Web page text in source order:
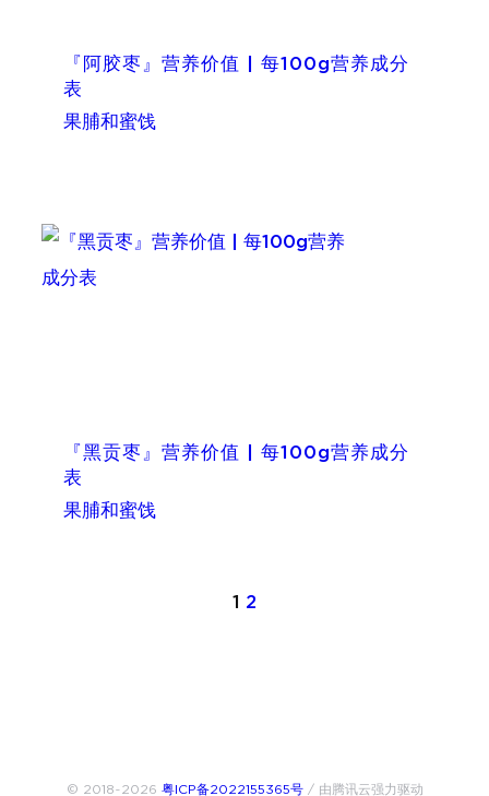
『阿胶枣』营养价值 | 每100g营养成分
表
果脯和蜜饯
『黑贡枣』营养价值 | 每100g营养成分
表
果脯和蜜饯
1 2
© 2018~2026 粤ICP备2022155365号/ 由腾讯云强力驱动